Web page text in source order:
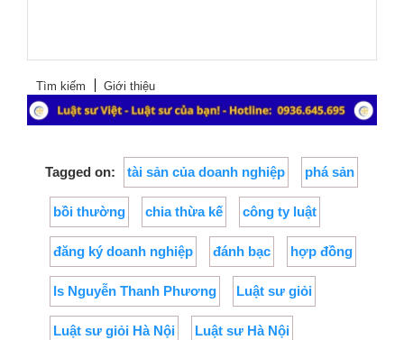
Tìm kiếm Giới thiệu
Tagged on: tài sản của doanh nghiệp phá sản
bồi thường chia thừa kế công ty luật
đăng ký doanh nghiệp đánh bạc hợp đồng
ls Nguyễn Thanh Phương Luật sư giỏi
Luật sư giỏi Hà Nội Luật sư Hà Nội